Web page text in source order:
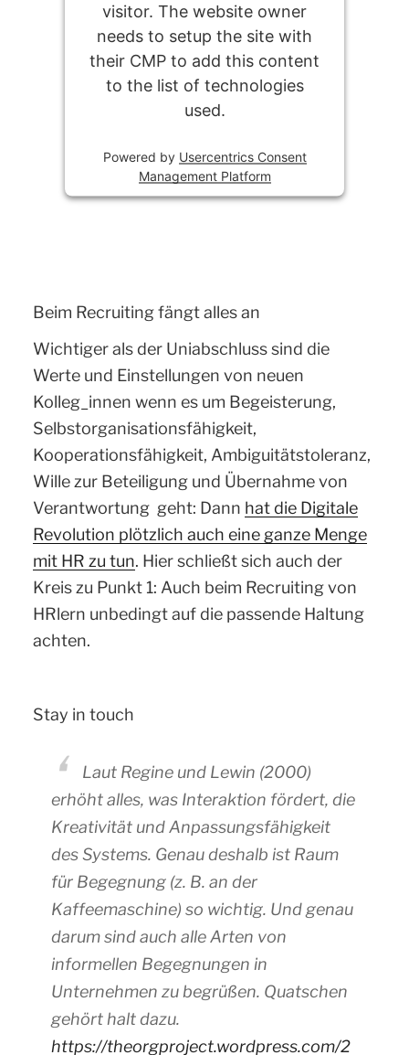
visitor. The website owner
needs to setup the site with
their CMP to add this content
to the list of technologies
used.
Powered by Usercentrics Consent
Management Platform
Beim Recruiting fängt alles an
Wichtiger als der Uniabschluss sind die
Werte und Einstellungen von neuen
Kolleg_innen wenn es um Begeisterung,
Selbstorganisationsfähigkeit,
Kooperationsfähigkeit, Ambiguitätstoleranz,
Wille zur Beteiligung und Übernahme von
Verantwortung geht: Dann hat die Digitale
Revolution plötzlich auch eine ganze Menge
mit HR zu tun. Hier schließt sich auch der
Kreis zu Punkt 1: Auch beim Recruiting von
HRlern unbedingt auf die passende Haltung
achten.
Stay in touch
Laut Regine und Lewin (2000)
erhöht alles, was Interaktion fördert, die
Kreativität und Anpassungsfähigkeit
des Systems. Genau deshalb ist Raum
für Begegnung (z. B. an der
Kaffeemaschine) so wichtig. Und genau
darum sind auch alle Arten von
informellen Begegnungen in
Unternehmen zu begrüßen. Quatschen
gehört halt dazu.
https://theorgproject.wordpress.com/2